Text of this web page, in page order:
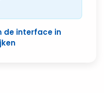
de interface in